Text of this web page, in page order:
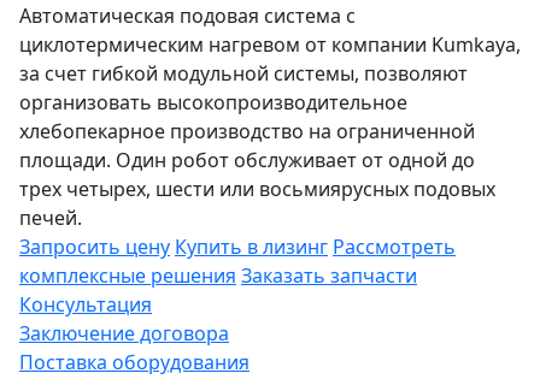
Автоматическая подовая система с
циклотермическим нагревом от компании Kumkaya,
за счет гибкой модульной системы, позволяют
организовать высокопроизводительное
хлебопекарное производство на ограниченной
площади. Один робот обслуживает от одной до
трех четырех, шести или восьмиярусных подовых
печей.
Запросить цену Купить в лизинг Рассмотреть
комплексные решения Заказать запчасти
Консультация
Заключение договора
Поставка оборудования